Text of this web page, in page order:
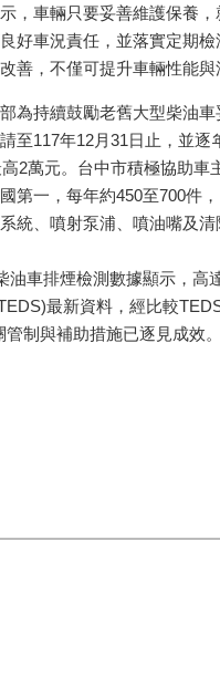
，車輛只要妥善維護保養
好車況責任，並落實定期
善，不僅可提升車輛性能
為持續鼓勵老舊大型柴油
至117年12月31日止，並
2萬元。台中市積極協助
第一，每年約450至700件
統、噴射泵浦、噴油嘴及
油車排煙檢測數據顯示，高
最新資料，經比較
制與補助措施已逐見成效